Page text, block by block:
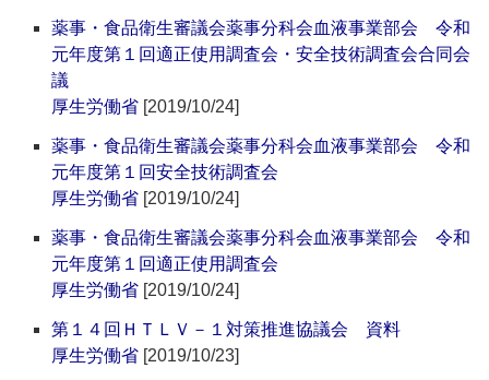
薬事・食品衛生審議会薬事分科会血液事業部会 令和
元年度第１回適正使用調査会・安全技術調査会合同会
議
厚生労働省 [2019/10/24]
薬事・食品衛生審議会薬事分科会血液事業部会 令和
元年度第１回安全技術調査会
厚生労働省 [2019/10/24]
薬事・食品衛生審議会薬事分科会血液事業部会 令和
元年度第１回適正使用調査会
厚生労働省 [2019/10/24]
第１４回ＨＴＬＶ－１対策推進協議会 資料
厚生労働省 [2019/10/23]